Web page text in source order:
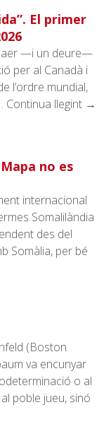
El primer
—i un deure—
per al Canadà i
l’ordre mundial,
Continua llegint →
no es
internacional
Somalilàndia
des del
Somàlia, per bé
(Boston
va encunyar
o al
poble jueu, sinó